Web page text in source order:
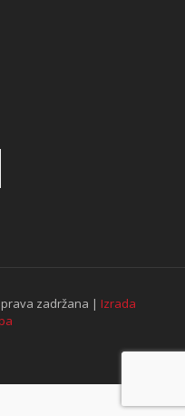
zadržana | Izrada